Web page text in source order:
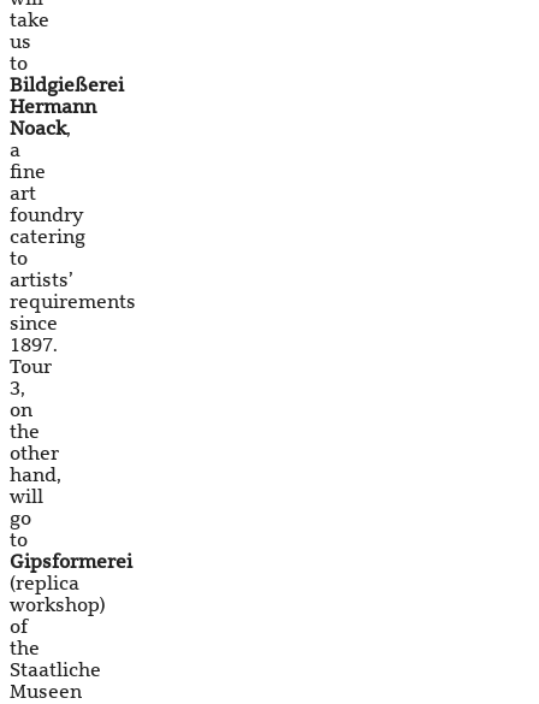
take
us
to
Bildgießerei
Hermann
Noack,
a
fine
art
foundry
catering
to
artists’
requirements
since
1897.
Tour
3,
on
the
other
hand,
will
go
to
Gipsformerei
(replica
workshop)
of
the
Staatliche
Museen